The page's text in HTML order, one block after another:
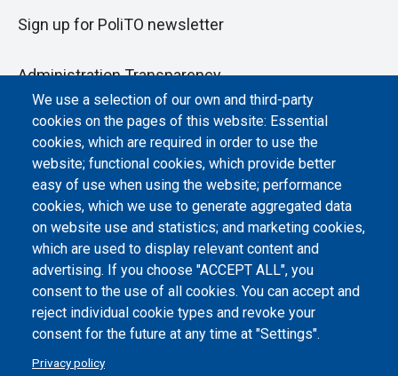
We use a selection of our own and third-party
cookies on the pages of this website: Essential
cookies, which are required in order to use the
website; functional cookies, which provide better
easy of use when using the website; performance
cookies, which we use to generate aggregated data
on website use and statistics; and marketing cookies,
which are used to display relevant content and
advertising. If you choose "ACCEPT ALL", you
consent to the use of all cookies. You can accept and
reject individual cookie types and revoke your
consent for the future at any time at "Settings".
Privacy policy
Sign up for PoliTO newsletter
Administration Transparency
Albo online
Atti di notifica
Dichiarazione di accessibilità
Cookie settings